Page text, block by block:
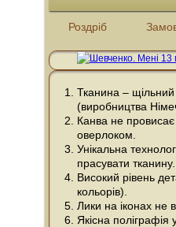
Роздріб
Тканина –
(виробництва
Канва не провисає
оверлоком.
Унікальна
прасувати тканину.
Високий рівень
кольорів).
Лики на іконах не
Якісна